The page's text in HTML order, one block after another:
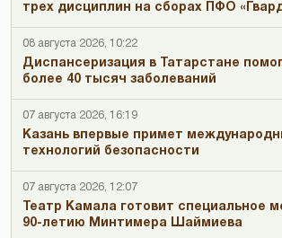
трех дисциплин на сборах ПФО
08 августа 2026, 10:22
Диспансеризация в Татарстане
более 40 тысяч заболеваний
07 августа 2026, 16:19
Казань впервые примет
технологий безопасности
07 августа 2026, 12:07
Театр Камала готовит специальное
90-летию Минтимера Шаймиева